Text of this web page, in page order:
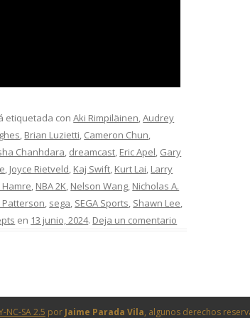
etiquetada conAki Rimpiläinen,Audrey
, Brian Luzietti, Cameron Chun,
Chanhdara, dreamcast, Eric Apel, Gary
, Joyce Rietveld, Kaj Swift, Kurt Lai, Larry
, NBA 2K, Nelson Wang, Nicholas A.
Patterson, sega, SEGA Sports, Shawn Lee,
en 13 junio, 2024. Deja un comentario
NC-SA 2.5 por Jaime Parada Vila, algunos derechos